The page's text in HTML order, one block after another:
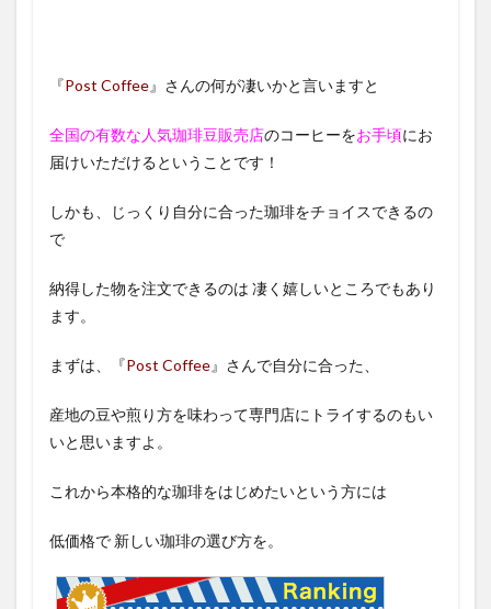
『Post Coffee』さんの何が凄いかと言いますと
全国の有数な人気珈琲豆販売店のコーヒーをお手頃にお
届けいただけるということです！
しかも、じっくり自分に合った珈琲をチョイスできるの
で
納得した物を注文できるのは 凄く嬉しいところでもあり
ます。
まずは、『Post Coffee』さんで自分に合った、
産地の豆や煎り方を味わって専門店にトライするのもい
いと思いますよ。
これから本格的な珈琲をはじめたいという方には
低価格で 新しい珈琲の選び方を。